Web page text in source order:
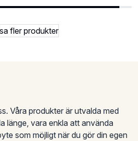
fler produkter
Våra produkter är utvalda med
länge, vara enkla att använda
som möjligt när du gör din egen